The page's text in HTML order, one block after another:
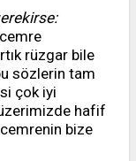
rüzgar bile
sözlerin tam
çok iyi
üzerimizde hafif
bize